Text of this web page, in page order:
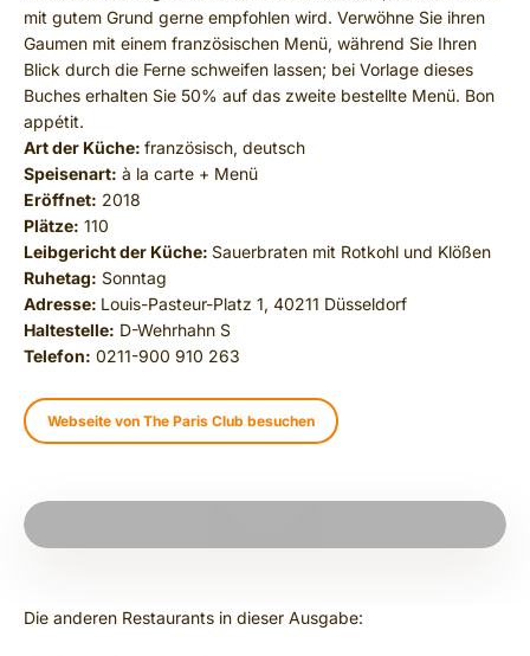
mit gutem Grund gerne empfohlen wird. Verwöhne Sie ihren
Gaumen mit einem französischen Menü, während Sie Ihren
Blick durch die Ferne schweifen lassen; bei Vorlage dieses
Buches erhalten Sie 50% auf das zweite bestellte Menü. Bon
appétit.
Art der Küche: französisch, deutsch
Speisenart: à la carte + Menü
Eröffnet: 2018
Plätze: 110
Leibgericht der Küche: Sauerbraten mit Rotkohl und Klößen
Ruhetag: Sonntag
Adresse: Louis-Pasteur-Platz 1, 40211 Düsseldorf
Haltestelle: D-Wehrhahn S
Telefon: 0211-900 910 263
Webseite von The Paris Club besuchen